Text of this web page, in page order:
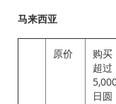
马来西亚
原价
购买
超过
日圆